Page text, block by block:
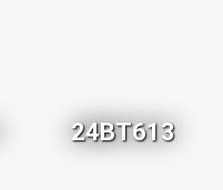
24BT613